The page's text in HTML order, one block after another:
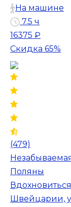
На машине
7.5 ч
16375 ₽
Скидка 65%
(479)
Поляны
Швейцарии,